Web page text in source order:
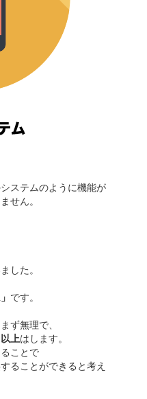
ステムのように機能が
せん。
した。
です。
ず無理で、
上はします。
ことで
ることができると考え